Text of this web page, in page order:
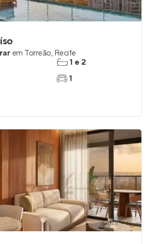
em Torreão, Recife
1 e 2
1